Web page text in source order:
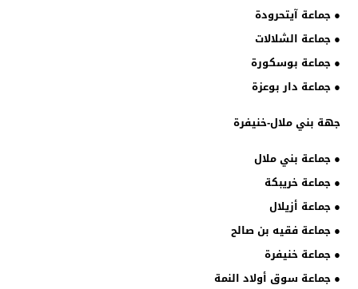
● جماعة آيتحرودة
● جماعة الشلالات
● جماعة بوسكورة
● جماعة دار بوعزة
جهة بني ملال-خنيفرة
● جماعة بني ملال
● جماعة خريبكة
● جماعة أزيلال
● جماعة فقيه بن صالح
● جماعة خنيفرة
● جماعة سوق أولاد النمة